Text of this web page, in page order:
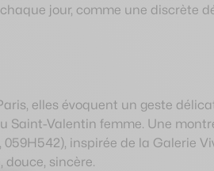
jour, comme une discrète
elles évoquent un geste
Saint-Valentin femme. Une
059H542), inspirée de la Galerie
douce, sincère.